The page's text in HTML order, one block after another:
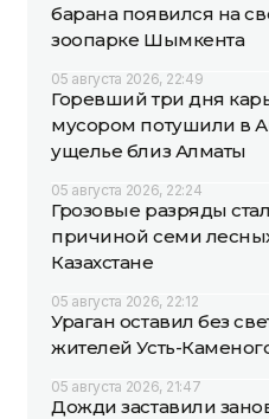
барана появился на
зоопарке Шымкента
05 августа 2026, 22:49
Горевший три дня
мусором потушили в
ущелье близ Алматы
05 августа 2026, 22:24
Грозовые разряды
причиной семи
Казахстане
05 августа 2026, 22:12
Ураган оставил без
жителей Усть-
05 августа 2026, 21:47
Дожди заставили